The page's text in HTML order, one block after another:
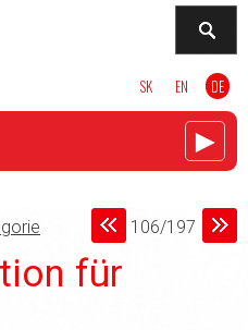
SK EN DE
►
106/197
für